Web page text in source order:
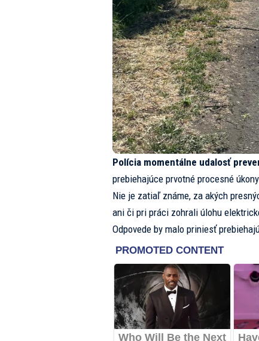
Polícia momentálne udalosť
prebiehajúce prvotné procesné
Nie je zatiaľ známe, za akých
ani či pri práci zohrali úlohu
Odpovede by malo priniesť